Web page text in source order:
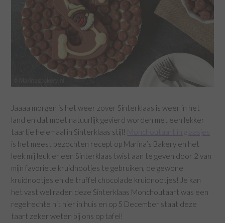
Jaaaa morgen is het weer zover Sinterklaas is weer in het
land en dat moet natuurlijk gevierd worden met een lekker
taartje helemaal in Sinterklaas stijl!
Monchoutaart in glaasjes
is het meest bezochten recept op Marina’s Bakery en het
leek mij leuk er een Sinterklaas twist aan te geven door 2 van
mijn favoriete kruidnootjes te gebruiken, de gewone
kruidnootjes en de truffel chocolade kruidnootjes! Je kan
het vast wel raden deze Sinterklaas Monchoutaart was een
regelrechte hit hier in huis en op 5 December staat deze
taart zeker weten bij ons op tafel!